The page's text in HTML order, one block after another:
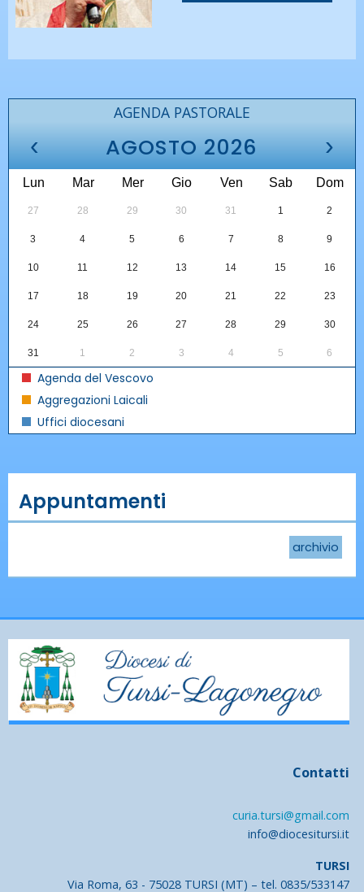
AGENDA PASTORALE
‹ AGOSTO 2026 ›
Lun Mar Mer Gio Ven Sab Dom
27 28 29 30 31 1 2
3 4 5 6 7 8 9
10 11 12 13 14 15 16
17 18 19 20 21 22 23
24 25 26 27 28 29 30
31 1 2 3 4 5 6
Agenda del Vescovo
Aggregazioni Laicali
Uffici diocesani
Appuntamenti
archivio
Contatti
curia.tursi@gmail.com
info@diocesitursi.it
TURSI
Via Roma, 63 - 75028 TURSI (MT) – tel. 0835/533147